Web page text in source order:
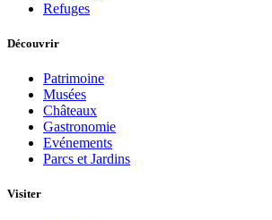
Refuges
Découvrir
Patrimoine
Musées
Châteaux
Gastronomie
Evénements
Parcs et Jardins
Visiter